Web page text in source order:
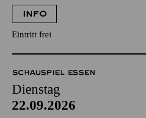
INFO
Eintritt frei
SCHAUSPIEL ESSEN
Dienstag
22.09.2026